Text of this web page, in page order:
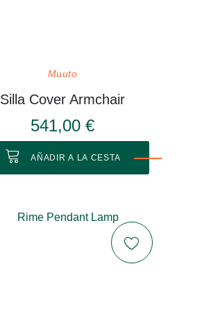
Muuto
Silla Cover Armchair
541,00 €
AÑADIR A LA CESTA